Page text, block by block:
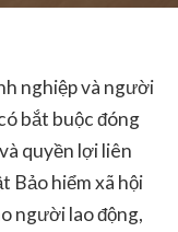
nghiệp và người
bắt buộc đóng
quyền lợi liên
Bảo hiểm xã hội
người lao động,